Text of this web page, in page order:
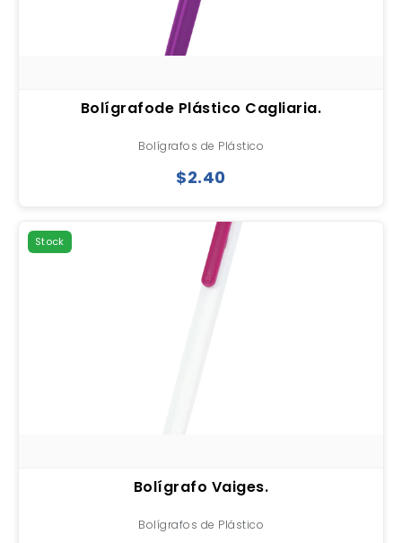
Bolígrafode Plástico Cagliaria.
Bolígrafos de Plástico
$2.40
Stock
Bolígrafo Vaiges.
Bolígrafos de Plástico